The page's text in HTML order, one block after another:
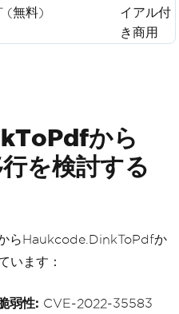
(無料)
イアル付
き商用
から
を検討する
らHaukcode.DinkToPdfか
います：
弱性: CVE-2022-35583